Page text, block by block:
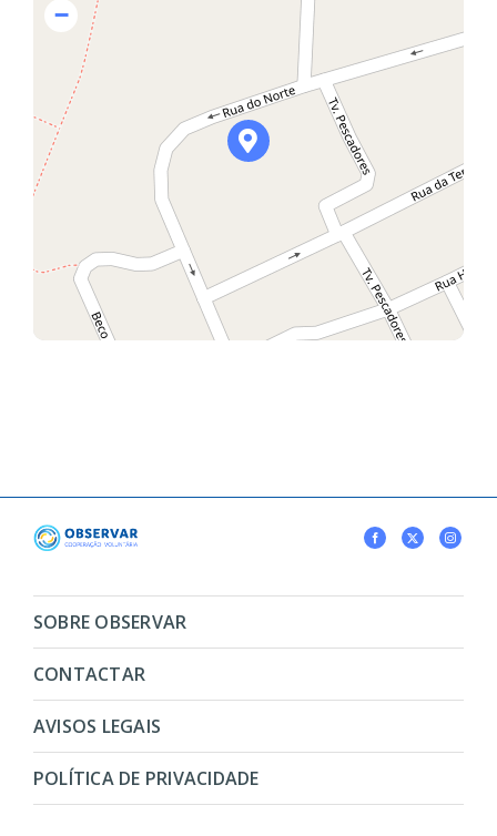
−
SOBRE OBSERVAR
CONTACTAR
AVISOS LEGAIS
POLÍTICA DE PRIVACIDADE